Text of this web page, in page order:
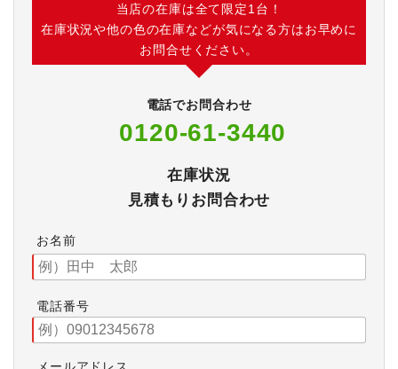
当店の在庫は全て限定1台！
在庫状況や他の色の在庫などが気になる方はお早めに
お問合せください。
電話でお問合わせ
0120-61-3440
在庫状況
見積もりお問合わせ
お名前
電話番号
メールアドレス